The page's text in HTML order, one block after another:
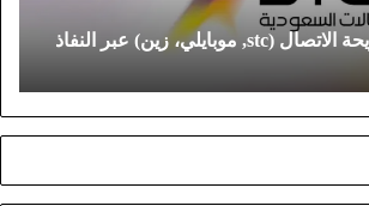
خطوات توثيق شريحة الاتصال (stc, موبايلي، زين) عبر النفاذ